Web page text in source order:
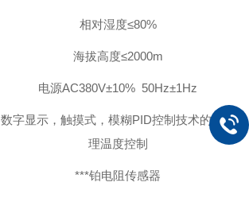
相对湿度≤80%
海拔高度≤2000m
电源AC380V±10% 50Hz±1Hz
数字显示，触摸式，模糊PID控制技术的微处
理温度控制
***铂电阻传感器